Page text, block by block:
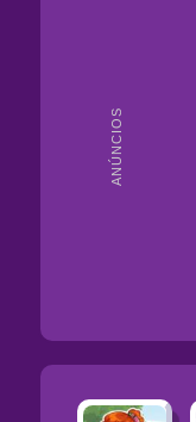
ANÚNCIOS